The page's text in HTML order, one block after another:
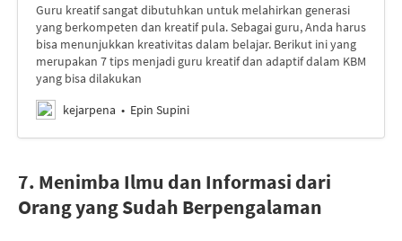
Guru kreatif sangat dibutuhkan untuk melahirkan generasi
yang berkompeten dan kreatif pula. Sebagai guru, Anda harus
bisa menunjukkan kreativitas dalam belajar. Berikut ini yang
merupakan 7 tips menjadi guru kreatif dan adaptif dalam KBM
yang bisa dilakukan
kejarpena
Epin Supini
7. Menimba Ilmu dan Informasi dari
Orang yang Sudah Berpengalaman